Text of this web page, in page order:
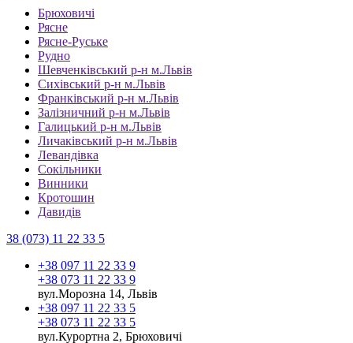
Брюховичі
Рясне
Рясне-Руське
Рудно
Шевченківський р-н м.Львів
Сихівський р-н м.Львів
Франківський р-н м.Львів
Залізничний р-н м.Львів
Галицький р-н м.Львів
Личаківський р-н м.Львів
Левандівка
Сокільники
Винники
Кротошин
Давидів
38 (073) 11 22 33 5
+38 097 11 22 33 9
+38 073 11 22 33 9
вул.Морозна 14, Львів
+38 097 11 22 33 5
+38 073 11 22 33 5
вул.Курортна 2, Брюховичі